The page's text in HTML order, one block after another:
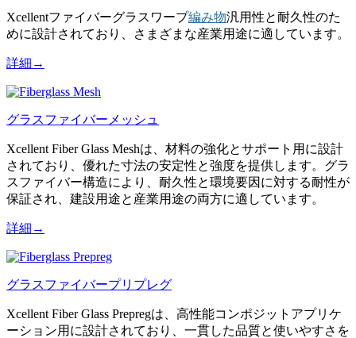
Xcellentファイバーグラスワープ編み物汎用性と耐久性のた
めに設計されており、さまざまな産業用途に適しています。
詳細→
グラスファイバーメッシュ
Xcellent Fiber Glass Meshは、材料の強化とサポート用に設計
されており、優れた寸法の安定性と強度を提供します。グラ
スファイバー構造により、耐久性と環境要因に対する耐性が
保証され、建設用途と産業用途の両方に適しています。
詳細→
グラスファイバープリプレグ
Xcellent Fiber Glass Prepregは、高性能コンポジットアプリケ
ーション用に設計されており、一貫した品質と使いやすさを